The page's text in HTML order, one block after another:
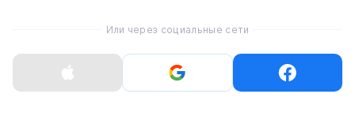
Или через социальные сети